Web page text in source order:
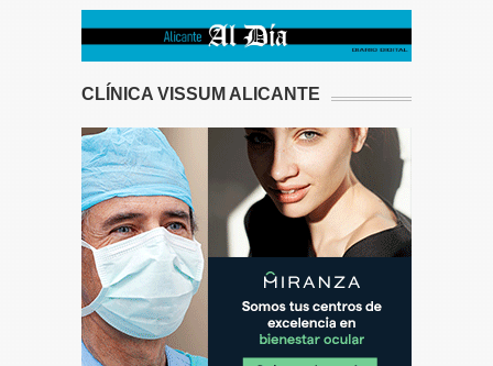
CLÍNICA VISSUM ALICANTE